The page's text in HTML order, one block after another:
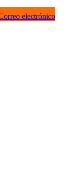
electrónico